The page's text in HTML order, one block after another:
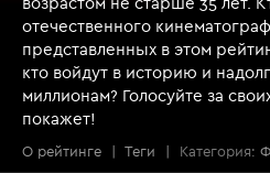
отечественного
представленных в этом
кто войдут в историю и
миллионам? Голосуйте за
покажет!
О рейтинге | Теги | Категория: